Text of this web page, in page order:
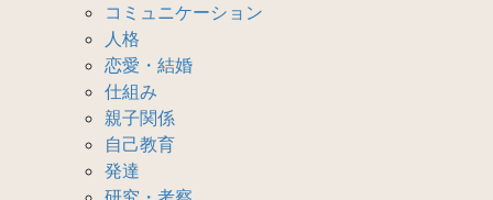
コミュニケーション
人格
恋愛・結婚
仕組み
親子関係
自己教育
発達